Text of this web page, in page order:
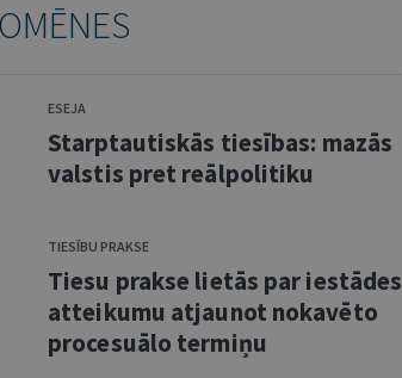
ESEJA
Starptautiskās tiesības: mazās
valstis pret reālpolitiku
TIESĪBU PRAKSE
Tiesu prakse lietās par iestādes
atteikumu atjaunot nokavēto
procesuālo termiņu